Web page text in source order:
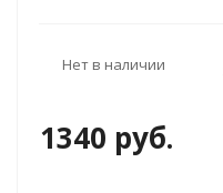
Нет в наличии
1340 руб.